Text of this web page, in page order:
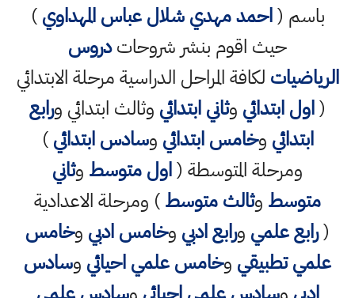
باسم (احمد مهدي شلال عباس المهداوي)
حيث اقوم بنشر شروحاتدروس
الرياضيات لكافة المراحل الدراسية مرحلة الابتدائي
(اول ابتدائي وثاني ابتدائي وثالث ابتدائي ورابع
ابتدائي وخامس ابتدائي وسادس ابتدائي)
ومرحلة المتوسطة (اول متوسط وثاني
متوسط وثالث متوسط) ومرحلة الاعدادية
(رابع علمي ورابع ادبي وخامس ادبي وخامس
علمي تطبيقي وخامس علمي احيائي وسادس